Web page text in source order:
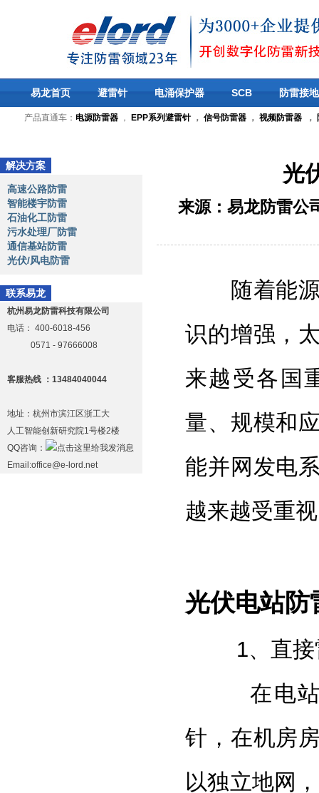
易龙首页 避雷针 电涌保护器 SCB 防雷接地
产品直通车： 电源防雷器 ， EPP系列避雷针， 信号防雷器 ， 视频防雷器 ，
解决方案
高速公路防雷
智能楼宇防雷
石油化工防雷
污水处理厂防雷
通信基站防雷
光伏/风电防雷
联系易龙
杭州易龙防雷科技有限公司
电话： 400-6018-456
0571 - 97666008
客服热线 ：13484040044
地址：杭州市滨江区浙工大
人工智能创新研究院1号楼2楼
QQ咨询：
Email:office@e-lord.net
光
来源：易龙防雷公
随着能
识的增强，
来越受各国
量、规模和
能并网发电
越来越受重
光伏电站
1、直接
在电站
针 ，在机房
以独立地网